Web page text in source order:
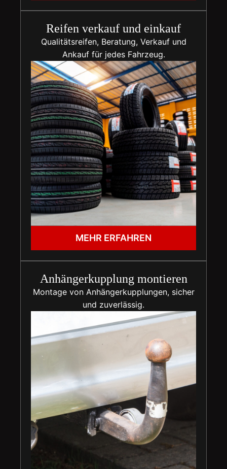
Reifen verkauf und einkauf
Qualitätsreifen, Beratung, Verkauf und
Ankauf für jedes Fahrzeug.
MEHR ERFAHREN
Anhängerkupplung montieren
Montage von Anhängerkupplungen, sicher
und zuverlässig.